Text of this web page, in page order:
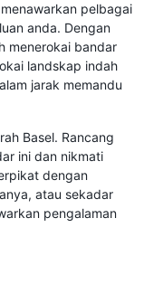
pelbagai
anda. Dengan
menerokai bandar
landskap indah
jarak memandu
Basel. Rancang
ini dan nikmati
dengan
atau sekadar
pengalaman